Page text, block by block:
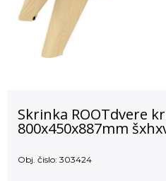
Skrinka ROOTdvere
800x450x887mm
Obj. čislo: 303424